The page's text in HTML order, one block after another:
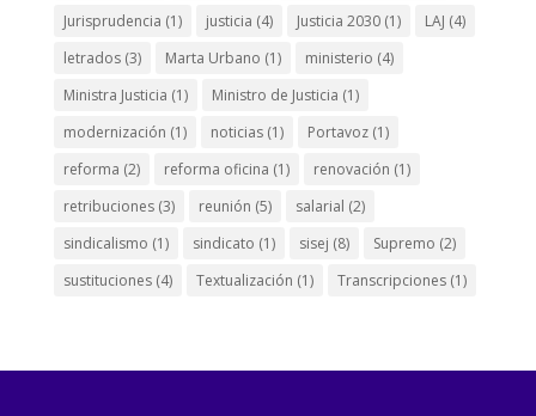
Jurisprudencia (1) justicia (4) Justicia 2030(1) LAJ (4)
letrados(3) Marta Urbano (1) ministerio (4)
Ministra Justicia (1) Ministro de Justicia (1)
modernización (1) noticias(1) Portavoz(1)
reforma (2) reforma oficina (1) renovación (1)
retribuciones(3) reunión (5) salarial (2)
sindicalismo (1) sindicato (1) sisej (8) Supremo (2)
sustituciones(4) Textualización (1) Transcripciones(1)